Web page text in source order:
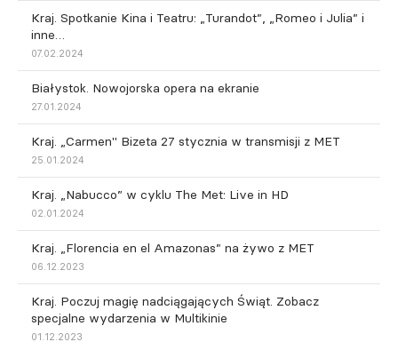
Kraj. Spotkanie Kina i Teatru: „Turandot”, „Romeo i Julia” i
inne…
07.02.2024
Białystok. Nowojorska opera na ekranie
27.01.2024
Kraj. „Carmen" Bizeta 27 stycznia w transmisji z MET
25.01.2024
Kraj. „Nabucco” w cyklu The Met: Live in HD
02.01.2024
Kraj. „Florencia en el Amazonas” na żywo z MET
06.12.2023
Kraj. Poczuj magię nadciągających Świąt. Zobacz
specjalne wydarzenia w Multikinie
01.12.2023